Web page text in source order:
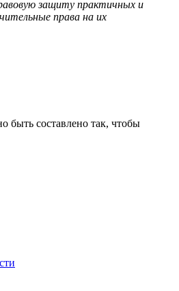
защиту практичных и
права на их
быть составлено так, чтобы